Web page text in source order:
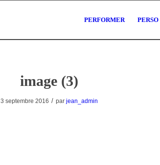
PERFORMER PERSO
image (3)
3 septembre 2016 / par jean_admin